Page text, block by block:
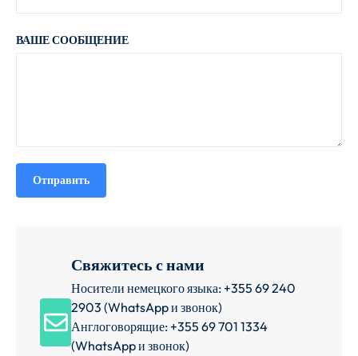
ВАШЕ СООБЩЕНИЕ
Отправить
Свяжитесь с нами
Носители немецкого языка: +355 69 240
2903 (WhatsApp и звонок)
Англоговорящие: +355 69 701 1334
(WhatsApp и звонок)